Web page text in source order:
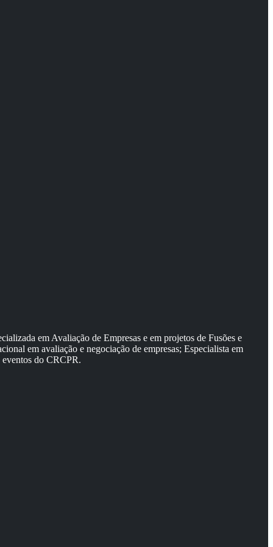
em Avaliação de Empresas e em projetos de Fusões e
em avaliação e negociação de empresas; Especialista em
do CRCPR.